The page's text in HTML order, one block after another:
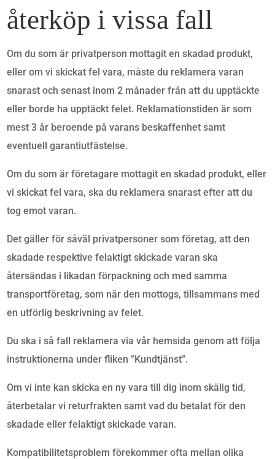
återköp i vissa fall
Om du som är privatperson mottagit en skadad produkt,
eller om vi skickat fel vara, måste du reklamera varan
snarast och senast inom 2 månader från att du upptäckte
eller borde ha upptäckt felet. Reklamationstiden är som
mest 3 år beroende på varans beskaffenhet samt
eventuell garantiutfästelse.
Om du som är företagare mottagit en skadad produkt, eller
vi skickat fel vara, ska du reklamera snarast efter att du
tog emot varan.
Det gäller för såväl privatpersoner som företag, att den
skadade respektive felaktigt skickade varan ska
återsändas i likadan förpackning och med samma
transportföretag, som när den mottogs, tillsammans med
en utförlig beskrivning av felet.
Du ska i så fall reklamera via vår hemsida genom att följa
instruktionerna under fliken ”Kundtjänst”.
Om vi inte kan skicka en ny vara till dig inom skälig tid,
återbetalar vi returfrakten samt vad du betalat för den
skadade eller felaktigt skickade varan.
Kompatibilitetsproblem förekommer ofta mellan olika